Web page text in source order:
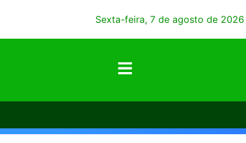
Sexta-feira, 7 de agosto de 2026